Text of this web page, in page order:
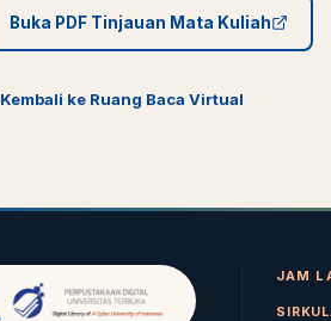
Buka PDF Tinjauan Mata Kuliah
Kembali ke Ruang Baca Virtual
JAM